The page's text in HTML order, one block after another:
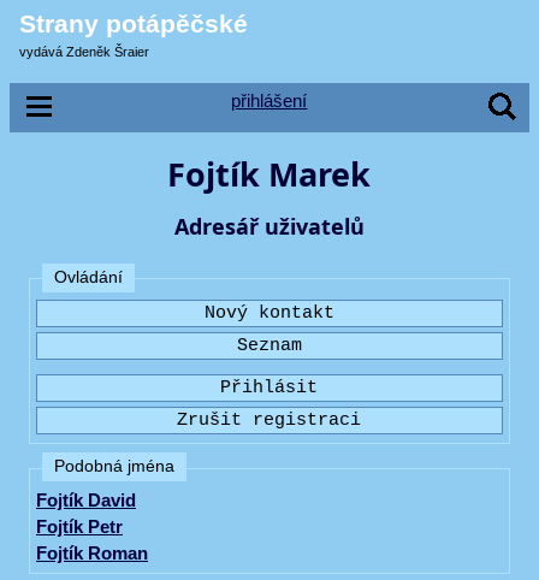
Strany potápěčské
vydává Zdeněk Šraier
přihlášení
Fojtík Marek
Adresář uživatelů
Ovládání
Podobná jména
Fojtík David
Fojtík Petr
Fojtík Roman